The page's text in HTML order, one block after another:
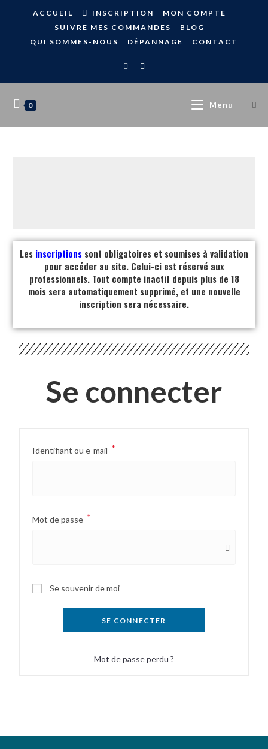
ACCUEIL INSCRIPTION
MON COMPTE
SUIVRE MES COMMANDES
BLOG
QUI SOMMES-NOUS
DÉPANNAGE CONTACT
0 Menu
Les inscriptions sont obligatoires et soumises à validation
pour accéder au site. Celui-ci est réservé aux
professionnels. Tout compte inactif depuis plus de 18
mois sera automatiquement supprimé, et une nouvelle
inscription sera nécessaire.
Se connecter
Identifiant ou e-mail *
Mot de passe *
Se souvenir de moi
SE CONNECTER
Mot de passe perdu ?